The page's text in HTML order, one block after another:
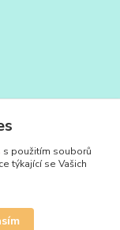
s použitím souborů
týkající se Vašich